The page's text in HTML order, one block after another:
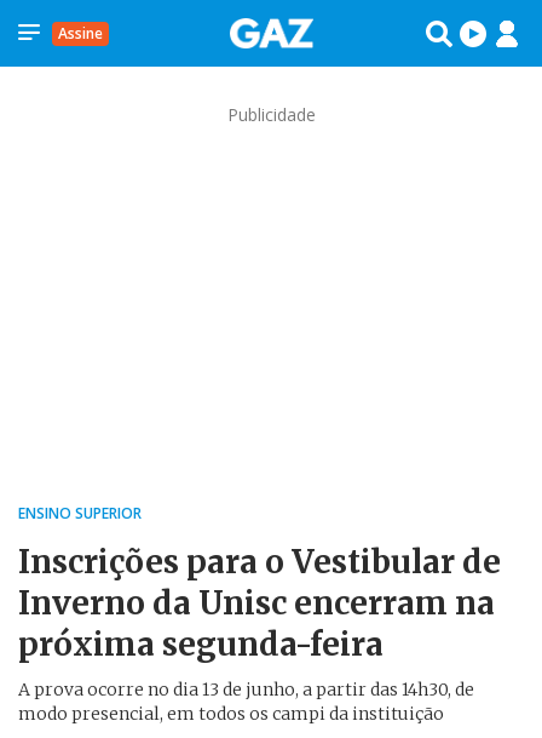
Assine
Publicidade
ENSINO SUPERIOR
Inscrições para o Vestibular de
Inverno da Unisc encerram na
próxima segunda-feira
A prova ocorre no dia 13 de junho, a partir das 14h30, de
modo presencial, em todos os campi da instituição